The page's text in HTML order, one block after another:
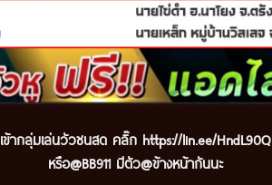
เข้ากลุ่มเล่นวัวชนสด คลิ๊ก https://lin.ee/HndL90Q
หรือ@BB911 มีตัว@ข้างหน้ากันนะ